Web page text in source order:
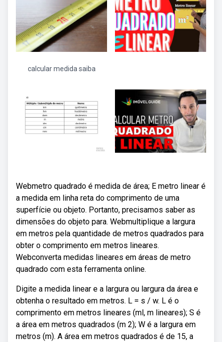
calcular medida saiba
Webmetro quadrado é medida de área; E metro linear é
a medida em linha reta do comprimento de uma
superfície ou objeto. Portanto, precisamos saber as
dimensões do objeto para. Webmultiplique a largura
em metros pela quantidade de metros quadrados para
obter o comprimento em metros lineares.
Webconverta medidas lineares em áreas de metro
quadrado com esta ferramenta online.
Digite a medida linear e a largura ou largura da área e
obtenha o resultado em metros. L = s / w. L é o
comprimento em metros lineares (ml, m lineares); S é
a área em metros quadrados (m 2); W é a largura em
metros (m). A área em metros quadrados é de 15, a